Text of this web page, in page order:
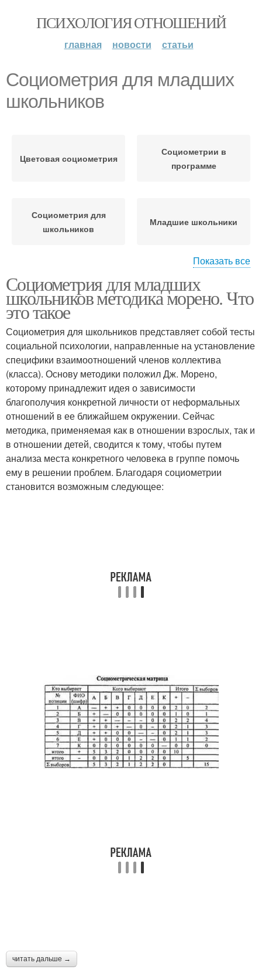
ПСИХОЛОГИЯ ОТНОШЕНИЙ
главная новости статьи
Социометрия для младших
школьников
Цветовая социометрия
Социометрии в
программе
Социометрия для
школьников
Младшие школьники
психологии
Социометрия в лагере
Показать все
Социометрия для младших
школьников методика морено. Что
это такое
Социометрия для школьников представляет собой тесты
социальной психологии, направленные на установление
специфики взаимоотношений членов коллектива
(класса). Основу методики положил Дж. Морено,
которому принадлежит идея о зависимости
благополучия конкретной личности от неформальных
отношений в ее ближайшем окружении. Сейчас
методика, применяемая как в отношении взрослых, так и
в отношении детей, сводится к тому, чтобы путем
анализа места конкретного человека в группе помочь
ему в решении проблем. Благодаря социометрии
становится возможным следующее:
читать дальше →